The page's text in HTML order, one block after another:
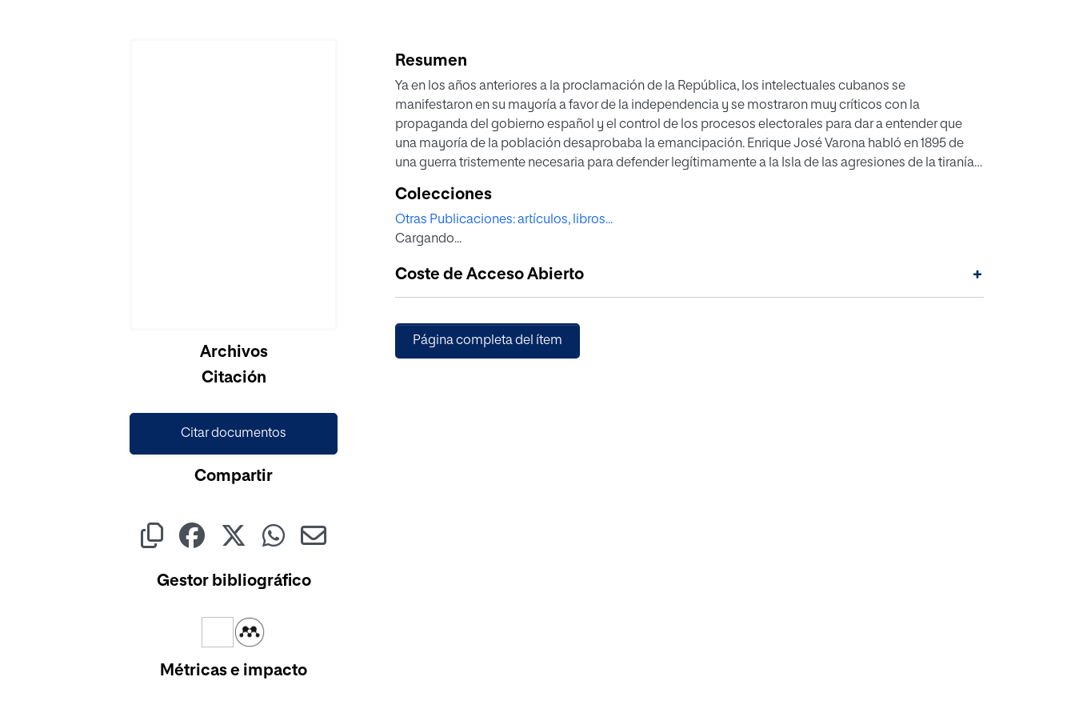
Cargando...Archivos
Citación
Citar documentos
Compartir
Gestor bibliográfico
Métricas e impacto
Resumen
Ya en los años anteriores a la proclamación de la República, los intelectuales cubanos se
manifestaron en su mayoría a favor de la independencia y se mostraron muy críticos con la
propaganda del gobierno español y el control de los procesos electorales para dar a entender que
una mayoría de la población desaprobaba la emancipación. Enrique José Varona habló en 1895 de
una guerra tristemente necesaria para defender legítimamente a la Isla de las agresiones de la tiranía
último eslabón de la cadena independentista, sino el primero, que luego debería completarse con la
separación cultural e identitaria del modelo peninsular, gracias sobre todo a la educación del pueblo.
Colecciones
Otras Publicaciones: artículos, libros...
Cargando...
Coste de Acceso Abierto +
Página completa del ítem